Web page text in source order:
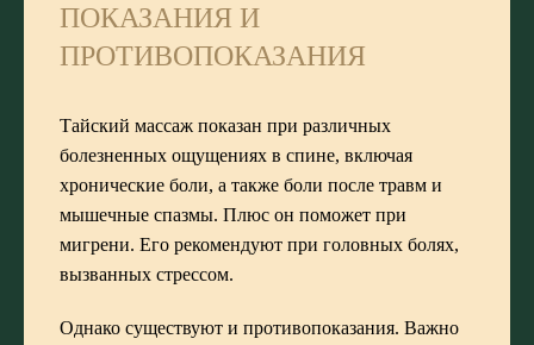
ПОКАЗАНИЯ И
ПРОТИВОПОКАЗАНИЯ
Тайский массаж показан при различных
болезненных ощущениях в спине, включая
хронические боли, а также боли после травм и
мышечные спазмы. Плюс он поможет при
мигрени. Его рекомендуют при головных болях,
вызванных стрессом.
Однако существуют и противопоказания. Важно